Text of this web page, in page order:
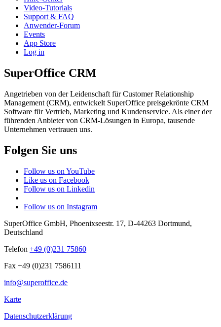
Video-Tutorials
Support & FAQ
Anwender-Forum
Events
App Store
Log in
SuperOffice CRM
Angetrieben von der Leidenschaft für Customer Relationship
Management (CRM), entwickelt SuperOffice preisgekrönte CRM
Software für Vertrieb, Marketing und Kundenservice. Als einer der
führenden Anbieter von CRM-Lösungen in Europa, tausende
Unternehmen vertrauen uns.
Folgen Sie uns
Follow us on YouTube
Like us on Facebook
Follow us on Linkedin
Follow us on Instagram
SuperOffice GmbH, Phoenixseestr. 17, D-44263 Dortmund,
Deutschland
Telefon +49 (0)231 75860
Fax +49 (0)231 7586111
info@superoffice.de
Karte
Datenschutzerklärung